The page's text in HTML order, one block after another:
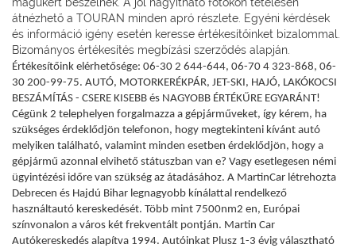
átnézhető a TOURAN minden apró részlete. Egyéni kérdések
és információ igény esetén keresse értékesítőinket bizalommal.
Bizományos értékesítés megbízási szerződés alapján.
Értékesítőink elérhetősége: 06-30 2 644-644, 06-70 4 323-868, 06-
30 200-99-75. AUTÓ, MOTORKERÉKPÁR, JET-SKI, HAJÓ, LAKÓKOCSI
BESZÁMÍTÁS - CSERE KISEBB és NAGYOBB ÉRTÉKŰRE EGYARÁNT!
Cégünk 2 telephelyen forgalmazza a gépjárműveket, így kérem, ha
szükséges érdeklődjön telefonon, hogy megtekinteni kívánt autó
melyiken található, valamint minden esetben érdeklődjön, hogy a
gépjármű azonnal elvihető státuszban van e? Vagy esetlegesen némi
ügyintézési időre van szükség az átadásához. A MartinCar létrehozta
Debrecen és Hajdú Bihar legnagyobb kínálattal rendelkező
használtautó kereskedését. Több mint 7500nm2 en, Európai
színvonalon a város két frekventált pontján. Martin Car
Autókereskedés alapítva 1994. Autóinkat Plusz 1-3 évig választható